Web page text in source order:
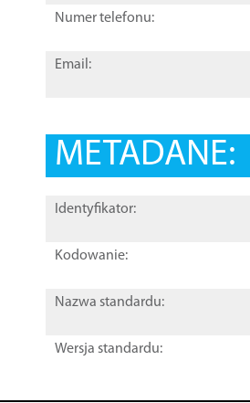
Numer telefonu:
Email:
METADANE:
Identyfikator:
Kodowanie:
Nazwa standardu:
Wersja standardu: